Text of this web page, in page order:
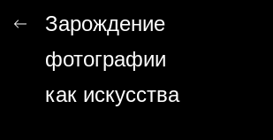
Навигация
по
записям
Previous
post:
Зарождение
фотографии
как искусства